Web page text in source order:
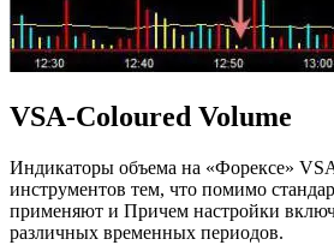
VSA-Coloured Volume
Индикаторы объема на «Форексе»
инструментов тем, что помимо
применяют и Причем настройки
различных временных периодов.